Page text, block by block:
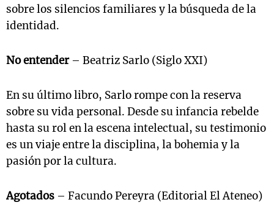
sobre los silencios familiares y la búsqueda de la
identidad.
No entender – Beatriz Sarlo (Siglo XXI)
En su último libro, Sarlo rompe con la reserva
sobre su vida personal. Desde su infancia rebelde
hasta su rol en la escena intelectual, su testimonio
es un viaje entre la disciplina, la bohemia y la
pasión por la cultura.
Agotados – Facundo Pereyra (Editorial El Ateneo)